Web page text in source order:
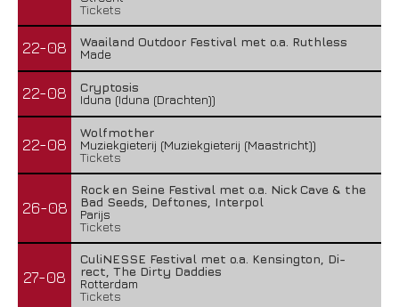
Tickets
22-08
Waailand Outdoor Festival met o.a. Ruthless
Made
22-08
Cryptosis
Iduna (Iduna (Drachten))
22-08
Wolfmother
Muziekgieterij (Muziekgieterij (Maastricht))
Tickets
26-08
Rock en Seine Festival met o.a. Nick Cave & the
Bad Seeds, Deftones, Interpol
Parijs
Tickets
27-08
CuliNESSE Festival met o.a. Kensington, Di-
rect, The Dirty Daddies
Rotterdam
Tickets